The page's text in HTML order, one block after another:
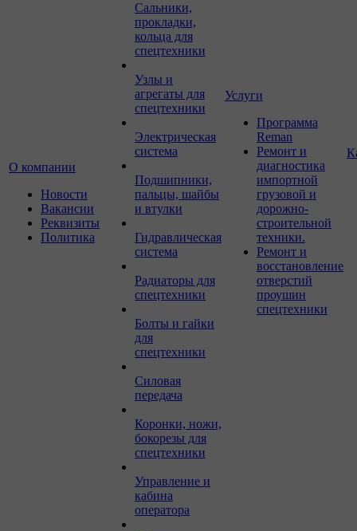
О компании
Новости
Вакансии
Реквизиты
Политика
Сальники,
прокладки,
кольца для
спецтехники
Узлы и
агрегаты для
спецтехники
Электрическая
система
Подшипники,
пальцы, шайбы
и втулки
Гидравлическая
система
Радиаторы для
спецтехники
Болты и гайки
для
спецтехники
Силовая
передача
Коронки, ножи,
бокорезы для
спецтехники
Управление и
кабина
оператора
Услуги
Программа
Reman
Ремонт и
диагностика
импортной
грузовой и
дорожно-
строительной
техники.
Ремонт и
восстановление
отверстий
проушин
спецтехники